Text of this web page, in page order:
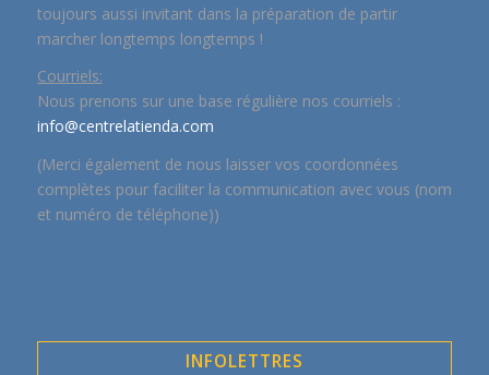
toujours aussi invitant dans la préparation de partir
marcher longtemps longtemps !
Courriels:
Nous prenons sur une base régulière nos courriels :
info@centrelatienda.com
(Merci également de nous laisser vos coordonnées
complètes pour faciliter la communication avec vous (nom
et numéro de téléphone))
INFOLETTRES